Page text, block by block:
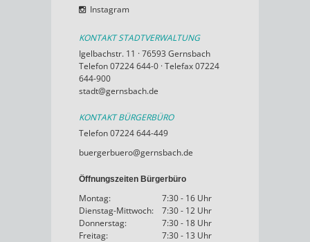
Instagram
KONTAKT STADTVERWALTUNG
Igelbachstr. 11 · 76593 Gernsbach
Telefon 07224 644-0 · Telefax 07224
644-900
stadt@gernsbach.de
KONTAKT BÜRGERBÜRO
Telefon 07224 644-449
buergerbuero@gernsbach.de
Öffnungszeiten Bürgerbüro
Montag:
7:30 - 16 Uhr
Dienstag-Mittwoch:
7:30 - 12 Uhr
Donnerstag:
7:30 - 18 Uhr
Freitag:
7:30 - 13 Uhr